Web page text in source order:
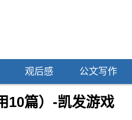
观后感 公文写作
10篇）-凯发游戏